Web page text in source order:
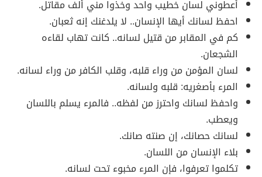
أعطوني لسان خطيب واحد وخذوا مني ألف مقاتل.
احفظ لسانك أيها الإنسان.. لا يلدغنك إنه ثعبان.
كم في المقابر من قتيل لسانه.. كانت تهاب لقاءه
الشجعان.
لسان المؤمن من وراء قلبه، وقلب الكافر من وراء لسانه.
المرء بأصغريه: قلبه ولسانه.
واحفظ لسانك واحترز من لفظه.. فالمرء يسلم باللسان
ويعطب.
لسانك حصانك، إن صنته صانك.
بلاء الإنسان من اللسان.
تكلموا تعرفوا، فإن المرء مخبوء تحت لسانه.